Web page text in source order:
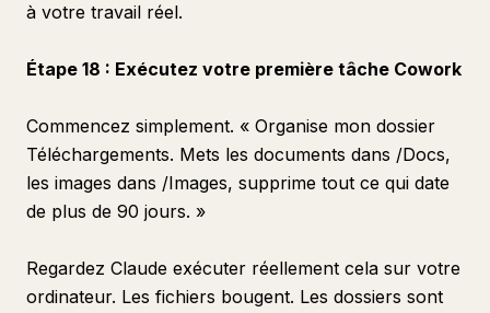
à votre travail réel.
Étape 18 : Exécutez votre première tâche Cowork
Commencez simplement. « Organise mon dossier
Téléchargements. Mets les documents dans /Docs,
les images dans /Images, supprime tout ce qui date
de plus de 90 jours. »
Regardez Claude exécuter réellement cela sur votre
ordinateur. Les fichiers bougent. Les dossiers sont